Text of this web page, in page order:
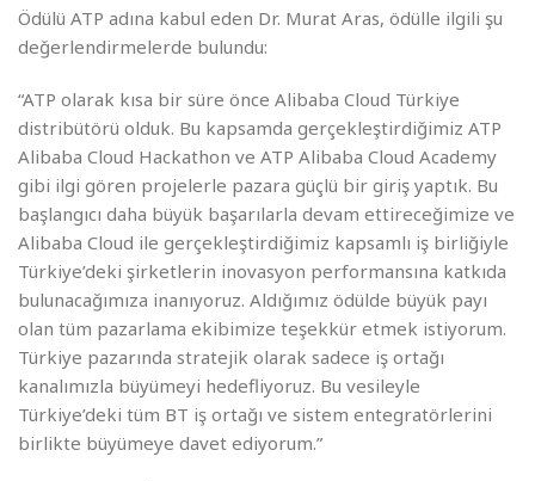
Ödülü ATP adına kabul eden Dr. Murat Aras, ödülle ilgili şu
değerlendirmelerde bulundu:
“ATP olarak kısa bir süre önce Alibaba Cloud Türkiye
distribütörü olduk. Bu kapsamda gerçekleştirdiğimiz ATP
Alibaba Cloud Hackathon ve ATP Alibaba Cloud Academy
gibi ilgi gören projelerle pazara güçlü bir giriş yaptık. Bu
başlangıcı daha büyük başarılarla devam ettireceğimize ve
Alibaba Cloud ile gerçekleştirdiğimiz kapsamlı iş birliğiyle
Türkiye’deki şirketlerin inovasyon performansına katkıda
bulunacağımıza inanıyoruz. Aldığımız ödülde büyük payı
olan tüm pazarlama ekibimize teşekkür etmek istiyorum.
Türkiye pazarında stratejik olarak sadece iş ortağı
kanalımızla büyümeyi hedefliyoruz. Bu vesileyle
Türkiye’deki tüm BT iş ortağı ve sistem entegratörlerini
birlikte büyümeye davet ediyorum.”